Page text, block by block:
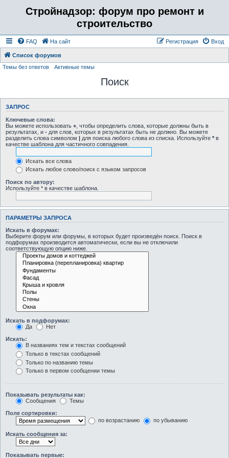
Стройнадзор: форум про ремонт и
строительство
FAQ На сайт Вход
Регистрация
Список форумов
Темы без ответов
Активные темы
Поиск
ЗАПРОС
Ключевые слова:
Вы можете использовать + , чтобы определить слова, которые должны быть в
результатах, и - для слов, которых в результатах быть не должно. Вы можете
разделить слова символом | для поиска любого слова из списка. Используйте * в
качестве шаблона для частичного совпадения.
Искать все слова
Искать любое слово/поиск с языком запросов
Поиск по автору:
Используйте * в качестве шаблона.
ПАРАМЕТРЫ ЗАПРОСА
Искать в форумах:
Выберите форум или форумы, в которых будет произведён поиск. Поиск в
подфорумах производится автоматически, если вы не отключили
соответствующую опцию ниже.
Искать в подфорумах:
Да
Нет
Искать:
В названиях тем и текстах сообщений
Только в текстах сообщений
Только по названию темы
Только в первом сообщении темы
Показывать результаты как:
Сообщения
Темы
Поле сортировки:
по возрастанию
по убыванию
Искать сообщения за:
Показывать первые: